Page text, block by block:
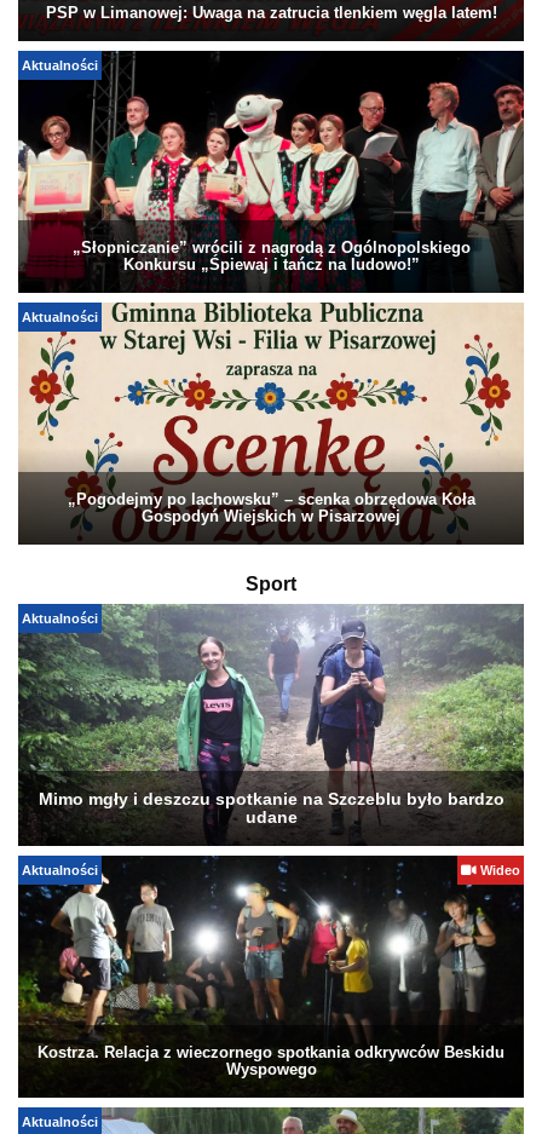
PSP w Limanowej: Uwaga na zatrucia tlenkiem węgla latem!
Aktualności
„Słopniczanie” wrócili z nagrodą z Ogólnopolskiego
Konkursu „Śpiewaj i tańcz na ludowo!”
Aktualności
„Pogodejmy po lachowsku” – scenka obrzędowa Koła
Gospodyń Wiejskich w Pisarzowej
Sport
Aktualności
Mimo mgły i deszczu spotkanie na Szczeblu było bardzo
udane
Aktualności Wideo
Kostrza. Relacja z wieczornego spotkania odkrywców Beskidu
Wyspowego
Aktualności